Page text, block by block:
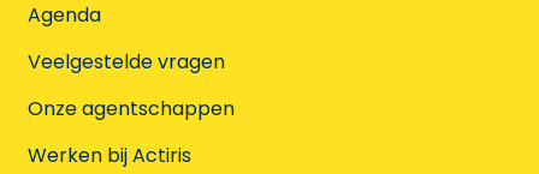
Agenda
Veelgestelde vragen
Onze agentschappen
Werken bij Actiris